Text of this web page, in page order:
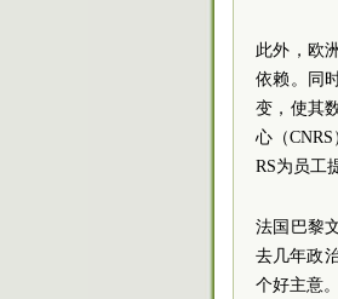
此外，欧
依赖。同
变，使其
心（
RS为员工
法国巴黎
去几年政
个好主意